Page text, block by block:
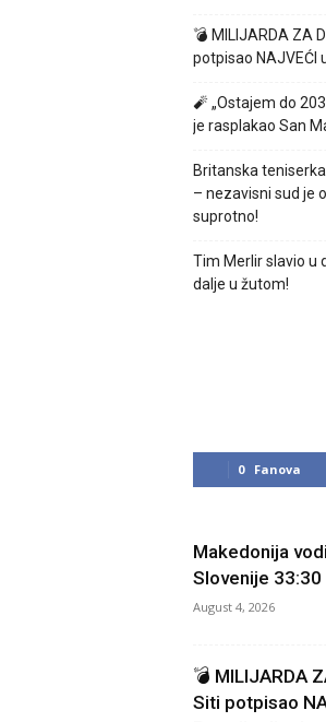
💣 MILIJARDA ZA
potpisao NAJVEĆI
🧨 „Ostajem do
je rasplakao San
Britanska
– nezavisni sud je
suprotno!
Tim Merlir slavio u
dalje u žutom!
0 Fanova
Makedonija
Slovenije 33:30
August 4, 2026
💣 MILIJARDA
Siti potpisao